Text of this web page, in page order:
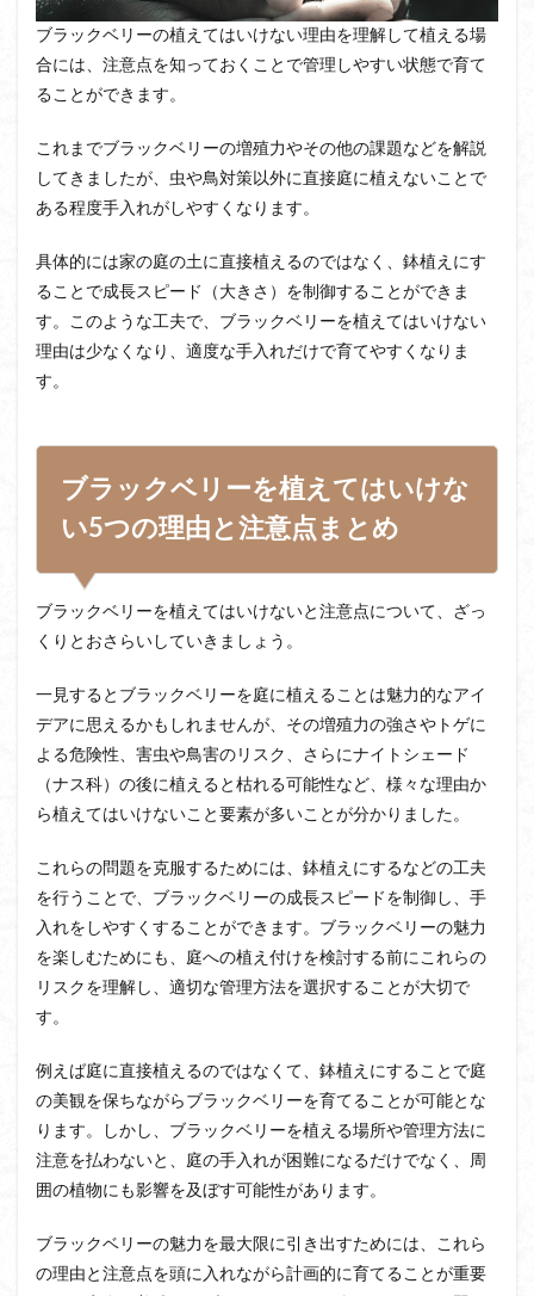
ブラックベリーの植えてはいけない理由を理解して植える場
合には、注意点を知っておくことで管理しやすい状態で育て
ることができます。
これまでブラックベリーの増殖力やその他の課題などを解説
してきましたが、虫や鳥対策以外に直接庭に植えないことで
ある程度手入れがしやすくなります。
具体的には家の庭の土に直接植えるのではなく、鉢植えにす
ることで成長スピード（大きさ）を制御することができま
す。このような工夫で、ブラックベリーを植えてはいけない
理由は少なくなり、適度な手入れだけで育てやすくなりま
す。
ブラックベリーを植えてはいけな
い5つの理由と注意点まとめ
ブラックベリーを植えてはいけないと注意点について、ざっ
くりとおさらいしていきましょう。
一見するとブラックベリーを庭に植えることは魅力的なアイ
デアに思えるかもしれませんが、その増殖力の強さやトゲに
よる危険性、害虫や鳥害のリスク、さらにナイトシェード
（ナス科）の後に植えると枯れる可能性など、様々な理由か
ら植えてはいけないこと要素が多いことが分かりました。
これらの問題を克服するためには、鉢植えにするなどの工夫
を行うことで、ブラックベリーの成長スピードを制御し、手
入れをしやすくすることができます。ブラックベリーの魅力
を楽しむためにも、庭への植え付けを検討する前にこれらの
リスクを理解し、適切な管理方法を選択することが大切で
す。
例えば庭に直接植えるのではなくて、鉢植えにすることで庭
の美観を保ちながらブラックベリーを育てることが可能とな
ります。しかし、ブラックベリーを植える場所や管理方法に
注意を払わないと、庭の手入れが困難になるだけでなく、周
囲の植物にも影響を及ぼす可能性があります。
ブラックベリーの魅力を最大限に引き出すためには、これら
の理由と注意点を頭に入れながら計画的に育てることが重要